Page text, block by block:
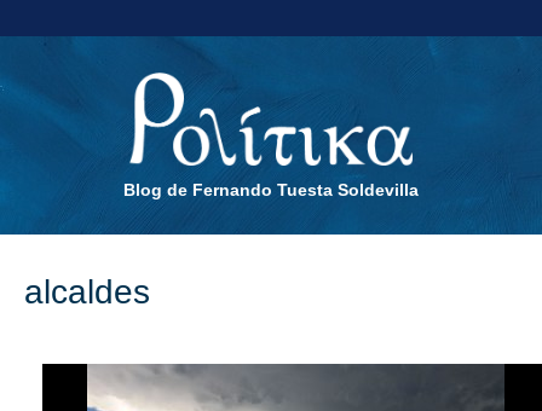
Blog de Fernando Tuesta Soldevilla
alcaldes